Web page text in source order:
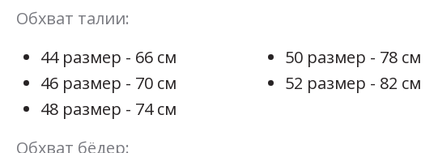
Обхват талии:
44 размер - 66 см
46 размер - 70 см
48 размер - 74 см
50 размер - 78 см
52 размер - 82 см
Обхват бёдер: